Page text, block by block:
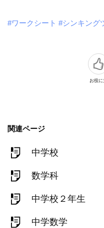
#ワークシート #シンキング
お役に
関連ページ
中学校
数学科
中学校２年生
中学数学